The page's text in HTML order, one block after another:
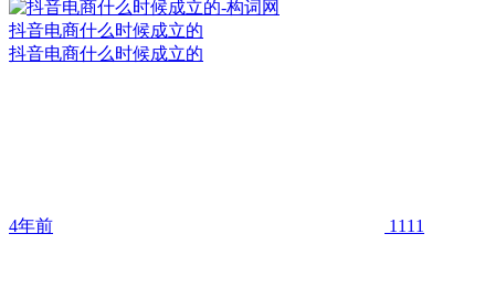
抖音电商什么时候成立的
抖音电商什么时候成立的
4年前 1111